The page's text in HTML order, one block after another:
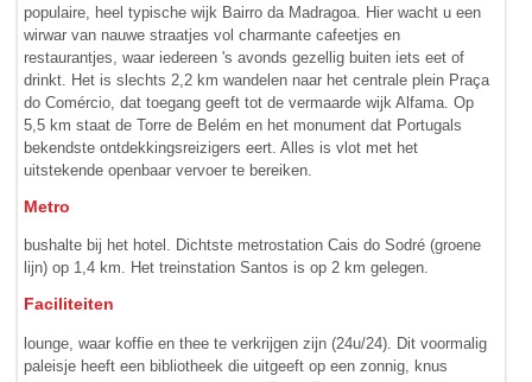
populaire, heel typische wijk Bairro da Madragoa. Hier wacht u een
wirwar van nauwe straatjes vol charmante cafeetjes en
restaurantjes, waar iedereen 's avonds gezellig buiten iets eet of
drinkt. Het is slechts 2,2 km wandelen naar het centrale plein Praça
do Comércio, dat toegang geeft tot de vermaarde wijk Alfama. Op
5,5 km staat de Torre de Belém en het monument dat Portugals
bekendste ontdekkings­reizigers eert. Alles is vlot met het
uitstekende openbaar vervoer te bereiken.
Metro
bushalte bij het hotel. Dichtste metrostation Cais do Sodré (groene
lijn) op 1,4 km. Het treinstation Santos is op 2 km gelegen.
Faciliteiten
lounge, waar koffie en thee te verkrijgen zijn (24u/24). Dit voor­malig
paleisje heeft een bibliotheek die uitgeeft op een zonnig, knus